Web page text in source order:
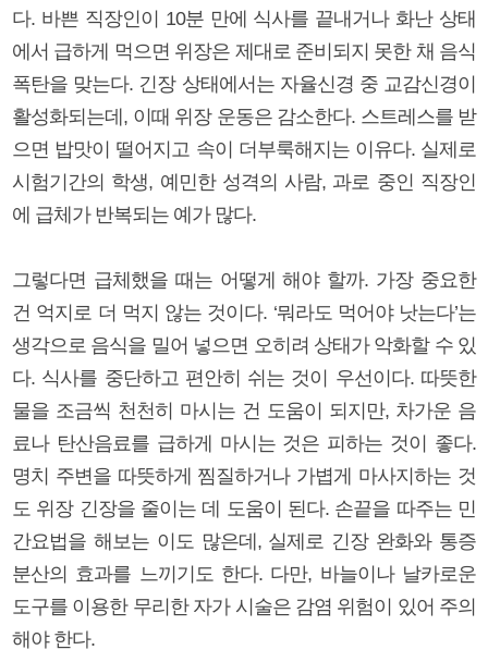
다. 바쁜 직장인이 10분 만에 식사를 끝내거나 화난 상태
에서 급하게 먹으면 위장은 제대로 준비되지 못한 채 음식
폭탄을 맞는다. 긴장 상태에서는 자율신경 중 교감신경이
활성화되는데, 이때 위장 운동은 감소한다. 스트레스를 받
으면 밥맛이 떨어지고 속이 더부룩해지는 이유다. 실제로
시험기간의 학생, 예민한 성격의 사람, 과로 중인 직장인
에 급체가 반복되는 예가 많다.
그렇다면 급체했을 때는 어떻게 해야 할까. 가장 중요한
건 억지로 더 먹지 않는 것이다. ‘뭐라도 먹어야 낫는다’는
생각으로 음식을 밀어 넣으면 오히려 상태가 악화할 수 있
다. 식사를 중단하고 편안히 쉬는 것이 우선이다. 따뜻한
물을 조금씩 천천히 마시는 건 도움이 되지만, 차가운 음
료나 탄산음료를 급하게 마시는 것은 피하는 것이 좋다.
명치 주변을 따뜻하게 찜질하거나 가볍게 마사지하는 것
도 위장 긴장을 줄이는 데 도움이 된다. 손끝을 따주는 민
간요법을 해보는 이도 많은데, 실제로 긴장 완화와 통증
분산의 효과를 느끼기도 한다. 다만, 바늘이나 날카로운
도구를 이용한 무리한 자가 시술은 감염 위험이 있어 주의
해야 한다.